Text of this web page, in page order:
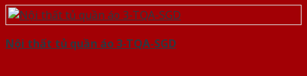
Nội thất tủ quần áo 3-TQA-SGD